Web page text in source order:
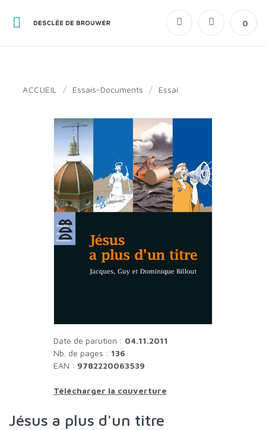
0
ACCUEIL / Essais-Documents / Essai
Date de parution : 04.11.2011
Nb. de pages : 136
EAN : 9782220063539
Télécharger la couverture
Jésus a plus d'un titre